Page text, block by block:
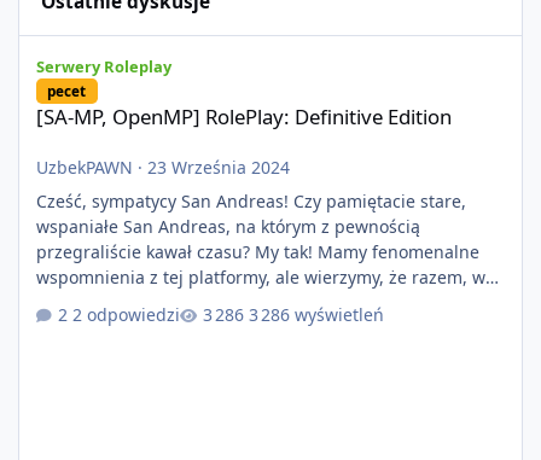
Serwery Roleplay
pecet
[SA-MP, OpenMP] RolePlay: Definitive Edition
UzbekPAWN · 23 Września 2024
Cześć, sympatycy San Andreas! Czy pamiętacie stare,
wspaniałe San Andreas, na którym z pewnością
przegraliście kawał czasu? My tak! Mamy fenomenalne
wspomnienia z tej platformy, ale wierzymy, że razem, w
nowopowstającym projekcie RolePlay: Definitive Edition
uda nam się zbudować nowe, piękne chwile w roleplayu,
2 odpowiedzi 3 286 wyświetleń